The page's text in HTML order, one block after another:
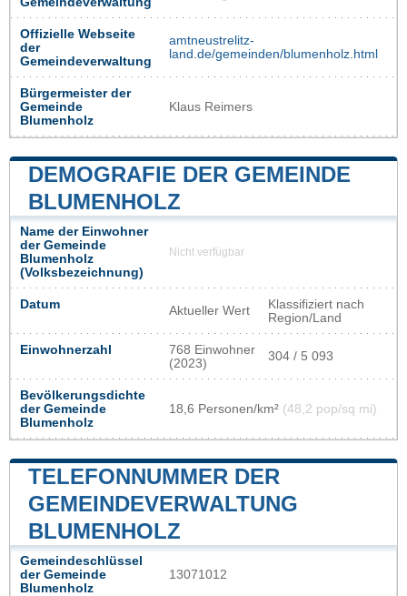
Offizielle Webseite
der
Gemeindeverwaltung
amtneustrelitz-
land.de/gemeinden/blumenholz.html
Bürgermeister der
Gemeinde
Blumenholz
Klaus Reimers
DEMOGRAFIE DER GEMEINDE
BLUMENHOLZ
Name der Einwohner
der Gemeinde
Blumenholz
(Volksbezeichnung)
Nicht verfügbar
Datum Aktueller Wert
Klassifiziert nach
Region/Land
Einwohnerzahl
768 Einwohner
(2023)
304 / 5 093
Bevölkerungsdichte
der Gemeinde
Blumenholz
18,6 Personen/km² (48,2 pop/sq mi)
TELEFONNUMMER DER
GEMEINDEVERWALTUNG
BLUMENHOLZ
Gemeindeschlüssel
der Gemeinde
Blumenholz
13071012